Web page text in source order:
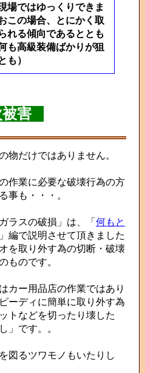
場ではゆっくりできま
この場合、とにかく取
れる傾向であるととも
高級装備ばかりが狙
も）
害
だけではありません。
作業に必要な破壊行為の方
事も・・・。
ラスの破損」は、「何もと
」編で説明させて頂きました
を取り外す為の切断・破壊
ものです。
カー用品店の作業ではあり
ーディに簡単に取り外す為
トなどを切ったり壊した
」です。。
図るツワモノもいたりし